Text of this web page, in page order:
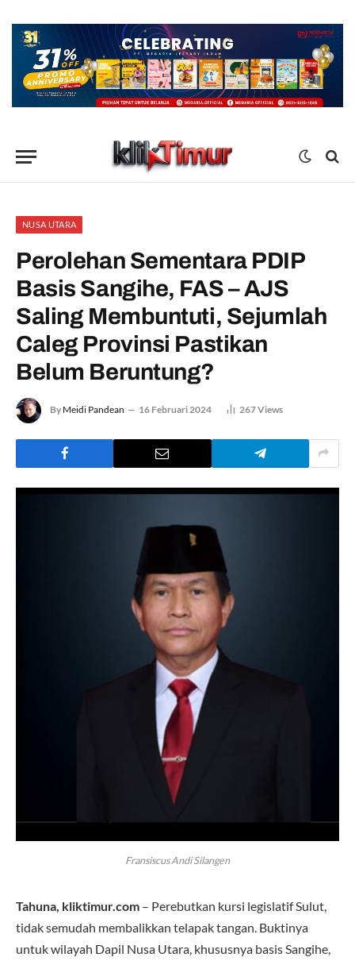
NUSA UTARA
Perolehan Sementara PDIP
Basis Sangihe, FAS – AJS
Saling Membuntuti, Sejumlah
Caleg Provinsi Pastikan
Belum Beruntung?
By Meidi Pandean 16 Februari 2024 267Views
Fransiscus Andi Silangen
Tahuna, kliktimur.com – Perebutkan kursi legislatif Sulut,
tidak semudah membalikkan telapak tangan. Buktinya
untuk wilayah Dapil Nusa Utara, khususnya basis Sangihe,